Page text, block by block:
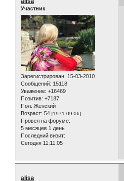
Участник
Зарегистрирован: 15-03-2010
Сообщений: 15118
Уважение: +16469
Позитив: +7187
Пол: Женский
Возраст: 54 [1971-09-06]
Провел на форуме:
5 месяцев 1 день
Последний визит:
Сегодня 11:11:05
alisa